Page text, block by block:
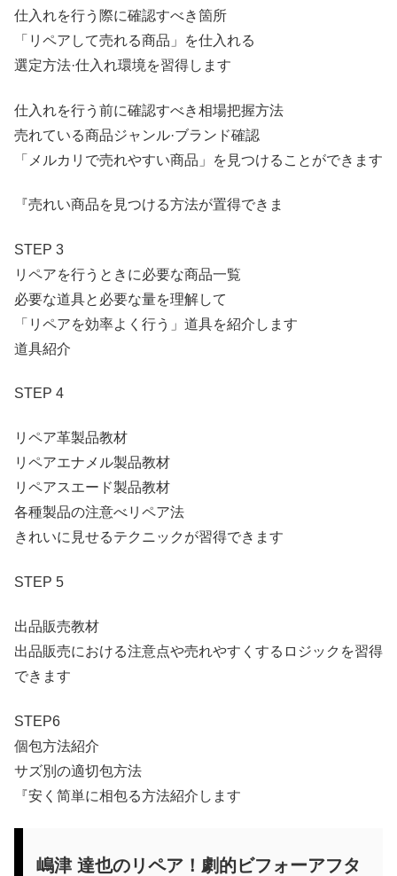
仕入れを行う際に確認すべき箇所
「リペアして売れる商品」を仕入れる
選定方法·仕入れ環境を習得します
仕入れを行う前に確認すべき相場把握方法
売れている商品ジャンル·ブランド確認
「メルカリで売れやすい商品」を見つけることができます
『売れい商品を見つける方法が置得できま
STEP 3
リペアを行うときに必要な商品一覧
必要な道具と必要な量を理解して
「リペアを効率よく行う」道具を紹介します
道具紹介
STEP 4
リペア革製品教材
リペアエナメル製品教材
リペアスエード製品教材
各種製品の注意べリペア法
きれいに見せるテクニックが習得できます
STEP 5
出品販売教材
出品販売における注意点や売れやすくするロジックを習得
できます
STEP6
個包方法紹介
サズ別の適切包方法
『安く简単に相包る方法紹介します
嶋津 達也のリペア！劇的ビフォーアフタ